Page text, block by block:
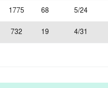
1775 68 5/24
732 19 4/31